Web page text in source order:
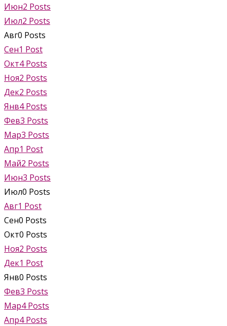
Июн2 Posts
Июл2 Posts
Авг0 Posts
Сен1 Post
Окт4 Posts
Ноя2 Posts
Дек2 Posts
Янв4 Posts
Фев3 Posts
Мар3 Posts
Апр1 Post
Май2 Posts
Июн3 Posts
Июл0 Posts
Авг1 Post
Сен0 Posts
Окт0 Posts
Ноя2 Posts
Дек1 Post
Янв0 Posts
Фев3 Posts
Мар4 Posts
Апр4 Posts